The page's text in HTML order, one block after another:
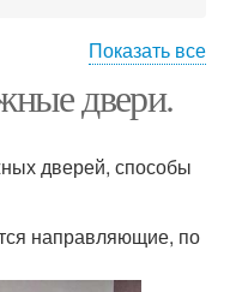
Двери в майнкрафте
Дверь из дерева
Показать все
двери.
дверей, способы
направляющие, по